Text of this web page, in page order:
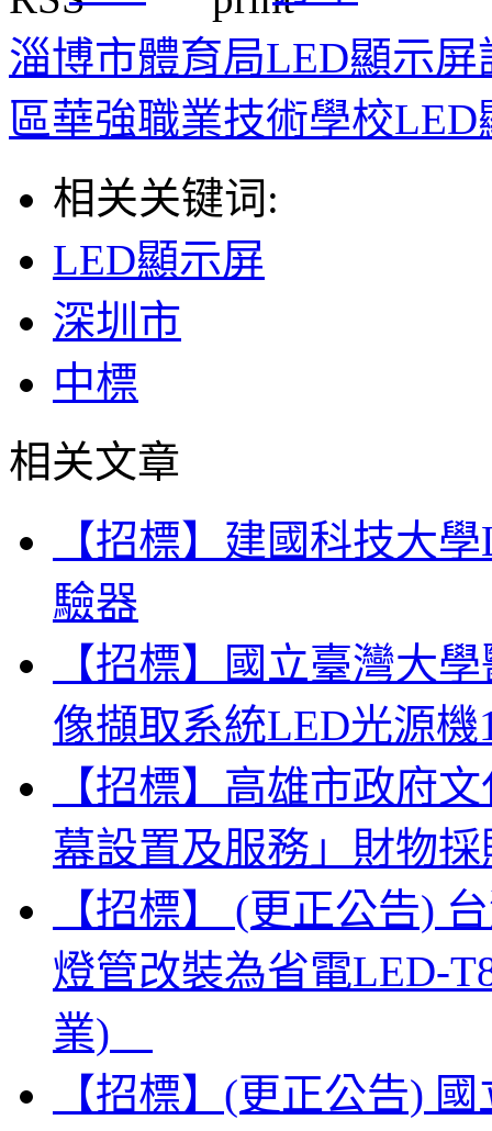
淄博市體育局LED顯示
區華強職業技術學校
相关关键词:
LED顯示屏
深圳市
中標
相关文章
【招標】建國科技大
驗器
【招標】國立臺灣大
像擷取系統LED光源機
【招標】高雄市政府
幕設置及服務」財物採
【招標】 (更正公告)
燈管改裝為省電LED-
業)
【招標】(更正公告)